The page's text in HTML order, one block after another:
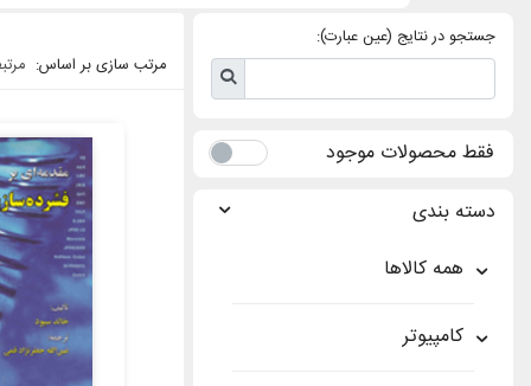
جستجو در نتایج (عین عبارت):
فقط محصولات موجود
دسته بندی
همه کالاها
کامپیوتر
مرتب سازی بر اساس: